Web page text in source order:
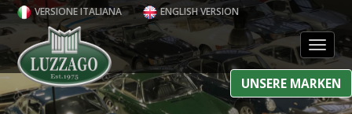
VERSIONE ITALIANA ENGLISH VERSION
UNSERE MARKEN